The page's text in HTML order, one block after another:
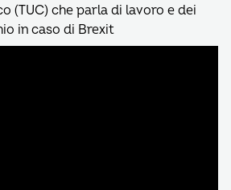
(TUC) che parla di lavoro e dei
in caso di Brexit